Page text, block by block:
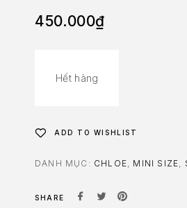
450.000₫
Hết hàng
ADD TO WISHLIST
DANH MỤC: CHLOE MINI SIZE
SHARE